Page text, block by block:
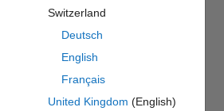
Switzerland
Deutsch
English
Français
United Kingdom (English)